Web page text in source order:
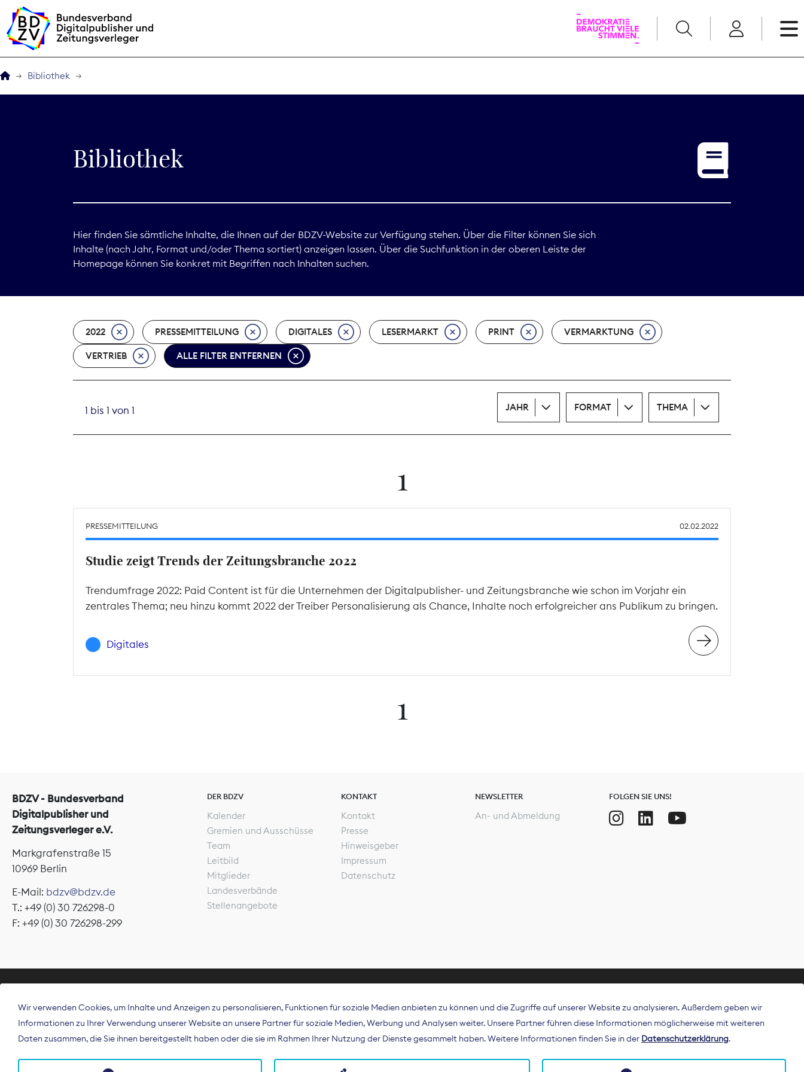
BDZVplus GmbH
Service
Print
Bibliothek
Bibliothek
Hier finden Sie sämtliche Inhalte, die Ihnen auf der BDZV-Website zur Verfügung stehen. Über die Filter können Sie sich
Inhalte (nach Jahr, Format und/oder Thema sortiert) anzeigen lassen. Über die Suchfunktion in der oberen Leiste der
Homepage können Sie konkret mit Begriffen nach Inhalten suchen.
2022 PRESSEMITTEILUNG DIGITALES LESERMARKT PRINT VERMARKTUNG
VERTRIEB ALLE FILTER ENTFERNEN
1 bis 1 von 1 JAHR FORMAT THEMA
1
PRESSEMITTEILUNG 02.02.2022
Studie zeigt Trends der Zeitungsbranche 2022
Trendumfrage 2022: Paid Content ist für die Unternehmen der Digitalpublisher- und Zeitungsbranche wie schon im Vorjahr ein
zentrales Thema; neu hinzu kommt 2022 der Treiber Personalisierung als Chance, Inhalte noch erfolgreicher ans Publikum zu bringen.
Digitales
1
BDZV - Bundesverband
Digitalpublisher und
Zeitungsverleger e.V.
Markgrafenstraße 15
10969 Berlin
E-Mail: bdzv@bdzv.de
T.: +49 (0) 30 726298-0
F: +49 (0) 30 726298-299
DER BDZV
Kalender
Gremien und Ausschüsse
Team
Leitbild
Mitglieder
Landesverbände
Stellenangebote
KONTAKT
Kontakt
Presse
Hinweisgeber
Impressum
Datenschutz
NEWSLETTER
An- und Abmeldung
FOLGEN SIE UNS!
Der Bundesverband Digitalpublisher und Zeitungsverleger (BDZV) vertritt als
Spitzenorganisation die Interessen der Zeitungsverlage und digitalen Publisher in
Deutschland und auf EU-Ebene.
Wir verwenden Cookies, um Inhalte und Anzeigen zu personalisieren, Funktionen für soziale Medien anbieten zu können und die Zugriffe auf unserer Website zu analysieren. Außerdem geben wir
Informationen zu Ihrer Verwendung unserer Website an unsere Partner für soziale Medien, Werbung und Analysen weiter. Unsere Partner führen diese Informationen möglicherweise mit weiteren
Daten zusammen, die Sie ihnen bereitgestellt haben oder die sie im Rahmen Ihrer Nutzung der Dienste gesammelt haben. Weitere Informationen finden Sie in der Datenschutzerklärung.